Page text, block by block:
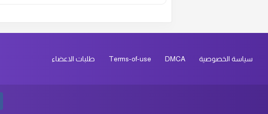
سياسة الخصوصية DMCA
Terms-of-use طلبات الاعضاء